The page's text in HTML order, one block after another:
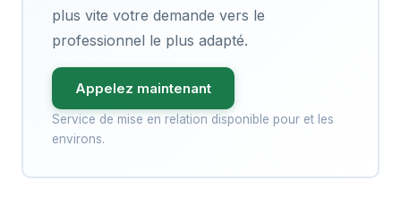
plus vite votre demande vers le
professionnel le plus adapté.
Appelez maintenant
Service de mise en relation disponible pour et les
environs.